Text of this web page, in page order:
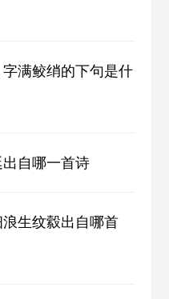
满鲛绡的下句是什
自哪一首诗
生纹縠出自哪首